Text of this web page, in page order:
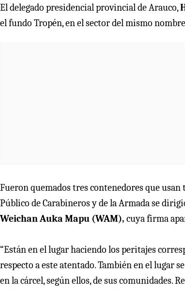
El delegado presidencial provincial de Arauco,
el fundo Tropén, en el sector del mismo
Fueron quemados tres contenedores que
Público de Carabineros y de la Armada se
Weichan Auka Mapu (WAM), cuya firma
“Están en el lugar haciendo los peritajes
respecto a este atentado. También en el lugar
en la cárcel, según ellos, de sus comunidades.